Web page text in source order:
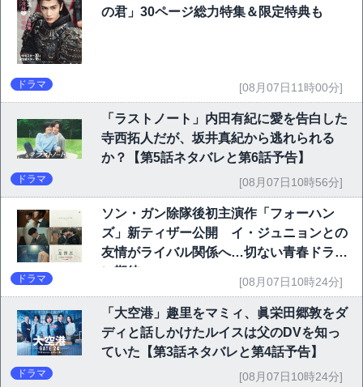
の君」30ページ総力特集＆限定特典も
ドラマ [08月07日11時00分]
「ラストノート」内田有紀に愛を告白した
寺西拓人だが、坂井真紀から逃れられる
か？【第5話ネタバレと第6話予告】
ドラマ [08月07日10時56分]
ソン・ガン除隊後初主演作「フォーハン
ズ」新ティザー公開 イ・ジュニョンとの
友情がライバル関係へ…切ない青春ドラマ
に期待
ドラマ [08月07日10時24分]
「大空港」趣里をマミィ、眞栄田郷敦をダ
ディと話しかけたルイスは父のDVを知っ
ていた【第3話ネタバレと第4話予告】
ドラマ [08月07日10時24分]